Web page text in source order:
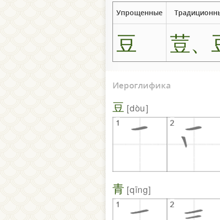
Упрощенные
豆 荳、
Иероглифика
豆 dòu
青 qīng